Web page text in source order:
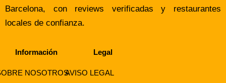
Barcelona, con reviews verificadas y restaurantes
locales de confianza.
Información Legal
NOSOTROSAVISO LEGAL